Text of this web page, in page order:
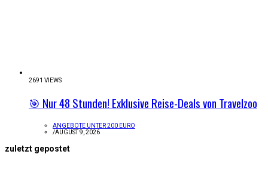
2691 VIEWS
🎯 Nur 48 Stunden! Exklusive Reise-Deals von Travelzoo
ANGEBOTE UNTER 200 EURO
/AUGUST 9, 2026
zuletzt gepostet